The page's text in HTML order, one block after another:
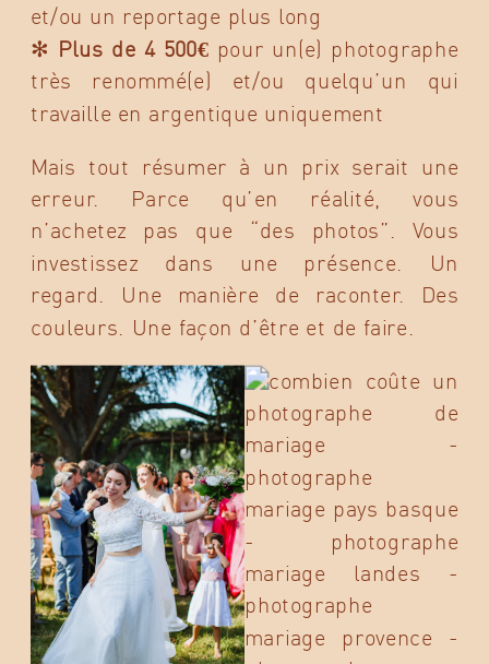
et/ou un reportage plus long
✻ Plus de 4 500€ pour un(e) photographe
très renommé(e) et/ou quelqu’un qui
travaille en argentique uniquement
Mais tout résumer à un prix serait une
erreur. Parce qu’en réalité, vous
n’achetez pas que “des photos”. Vous
investissez dans une présence. Un
regard. Une manière de raconter. Des
couleurs. Une façon d’être et de faire.